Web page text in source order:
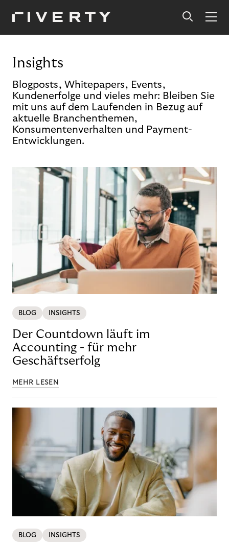
Insights
Blogposts, Whitepapers, Events,
Kundenerfolge und vieles mehr: Bleiben Sie
mit uns auf dem Laufenden in Bezug auf
aktuelle Branchenthemen,
Konsumentenverhalten und Payment-
Entwicklungen.
BLOG INSIGHTS
Der Countdown läuft im
Accounting - für mehr
Geschäftserfolg
MEHR LESEN
BLOG INSIGHTS